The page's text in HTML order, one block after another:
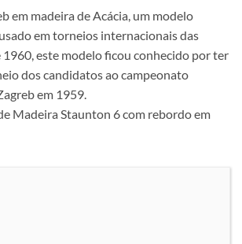
em madeira de Acácia, um modelo
em torneios internacionais das
1960, este modelo ficou conhecido por ter
dos candidatos ao campeonato
em 1959.
Madeira Staunton 6 com rebordo em